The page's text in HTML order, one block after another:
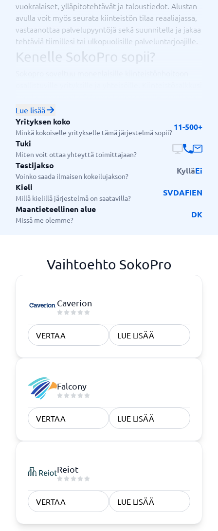
vuokralaiset, ylläpitotehtävät ja taloustiedot. Alustan
avulla voit myös seurata kiinteistön tilaa reaaliajassa,
vastaanottaa palvelupyyntöjä sekä suunnitella ja jakaa
tehtäviä tiimillesi tai ulkopuolisille palveluntarjoajille.
Kenelle SokoPro sopii?
työkalut toiminnan tehostamiseen, tuottavuuden
lisäämiseen ja kiinteistöjohtamisen parantamiseen.
Lue lisää
Yrityksen koko
Minkä kokoiselle yritykselle tämä järjestelmä sopii?
11-500+
Tuki
Miten voit ottaa yhteyttä toimittajaan?
Testijakso
Voinko saada ilmaisen kokeilujakson?
KylläEi
Kieli
Millä kielillä järjestelmä on saatavilla?
SVDAFIEN
Maantieteellinen alue
Missä me olemme?
DK
Vaihtoehto SokoPro
Caverion
VERTAA LUE LISÄÄ
Falcony
VERTAA LUE LISÄÄ
Reiot
VERTAA LUE LISÄÄ